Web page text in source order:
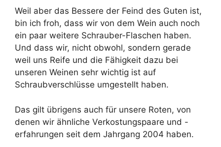
Weil aber das Bessere der Feind des Guten ist,
bin ich froh, dass wir von dem Wein auch noch
ein paar weitere Schrauber-Flaschen haben.
Und dass wir, nicht obwohl, sondern gerade
weil uns Reife und die Fähigkeit dazu bei
unseren Weinen sehr wichtig ist auf
Schraubverschlüsse umgestellt haben.
Das gilt übrigens auch für unsere Roten, von
denen wir ähnliche Verkostungspaare und -
erfahrungen seit dem Jahrgang 2004 haben.